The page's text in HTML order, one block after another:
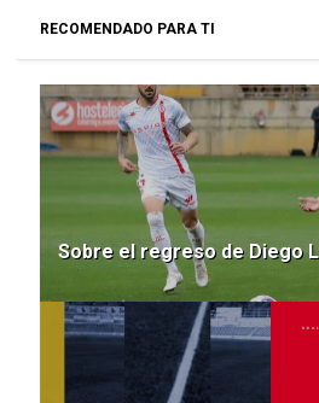
RECOMENDADO PARA TI
Sobre el regreso de Diego